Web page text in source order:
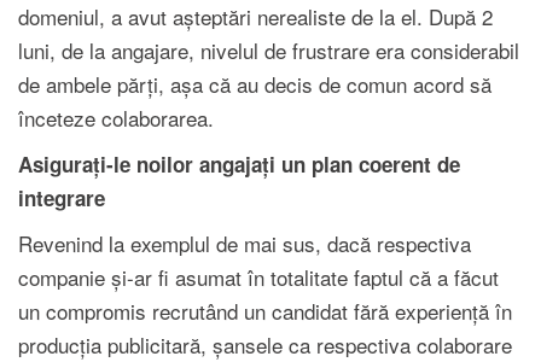
domeniul, a avut așteptări nerealiste de la el. După 2
luni, de la angajare, nivelul de frustrare era considerabil
de ambele părți, așa că au decis de comun acord să
înceteze colaborarea.
Asigurați-le noilor angajați un plan coerent de
integrare
Revenind la exemplul de mai sus, dacă respectiva
companie și-ar fi asumat în totalitate faptul că a făcut
un compromis recrutând un candidat fără experiență în
producția publicitară, șansele ca respectiva colaborare